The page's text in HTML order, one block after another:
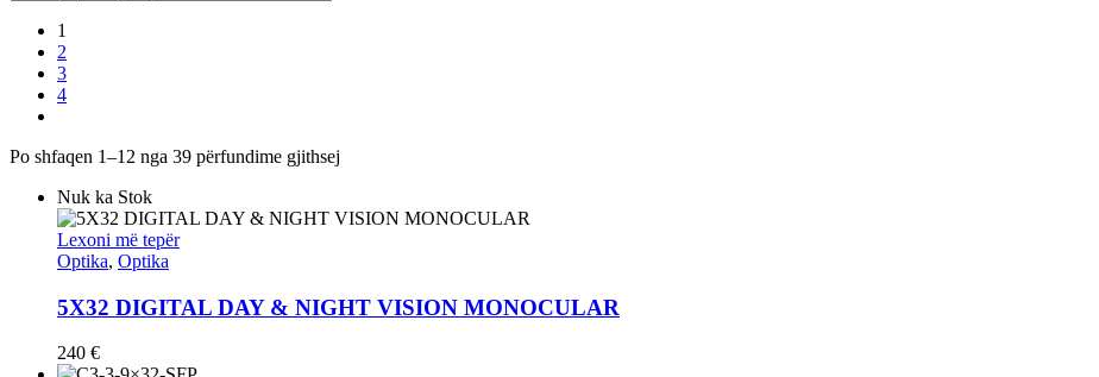
1
2
3
4
Po shfaqen 1–12 nga 39 përfundime gjithsej
Nuk ka Stok
Lexoni më tepër
Optika, Optika
5X32 DIGITAL DAY & NIGHT VISION MONOCULAR
240 €